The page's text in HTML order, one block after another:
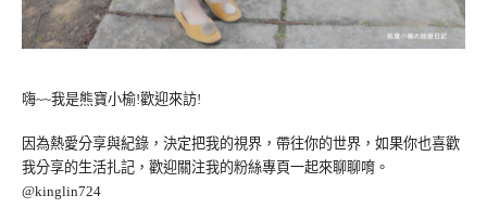
嗨~~我是熊寶小榆!歡迎來訪!
因為熱愛分享與紀錄，決定把我的視界，帶往你的世界，如果你也喜歡
我分享的生活扎記，歡迎關注我的粉絲專頁一起來聊聊唷。
@kinglin724